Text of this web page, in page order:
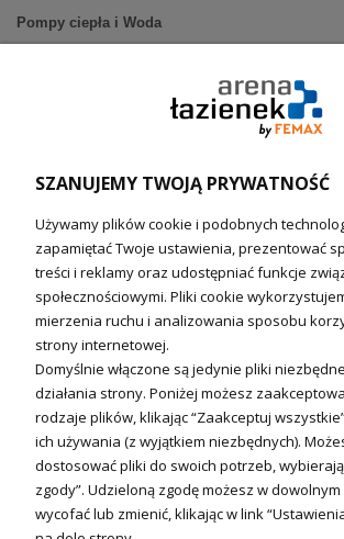
Pompy ciepła i Woda
Ogrzewanie podłogowe (główne)
Technika solarna
Fotowoltanika
Sterowniki i regulatory
Nagrzewnice i kurtyny
Kuchnia i Wentylacja
Kuchnia
Zlewozmywaki
Baterie kuchenne
Młynki do odpadów
SZANUJEMY TWOJĄ PRYWATNOŚĆ
Używamy plików cookie i podobnych
zapamiętać Twoje ustawienia, prezentować
treści i reklamy oraz udostępniać funkcje
społecznościowymi. Pliki cookie
mierzenia ruchu i analizowania sposobu
strony internetowej.
Domyślnie włączone są jedynie pliki
działania strony. Poniżej możesz
rodzaje plików, klikając “Zaakceptuj
ich używania (z wyjątkiem niezbędnych).
dostosować pliki do swoich potrzeb,
zgody”. Udzieloną zgodę możesz w
wycofać lub zmienić, klikając w link